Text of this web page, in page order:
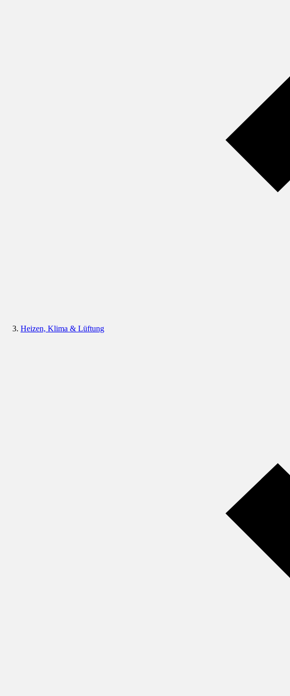
Heizen, Klima & Lüftung